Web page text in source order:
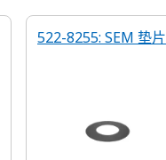
522-8255: SEM 垫片